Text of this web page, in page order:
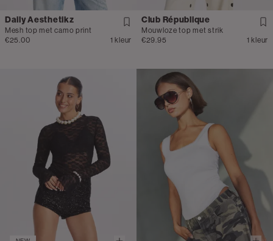
Daily Aesthetikz
Mesh top met camo print
€25.00
1 kleur
Club République
Mouwloze top met strik
€29.95
1 kleur